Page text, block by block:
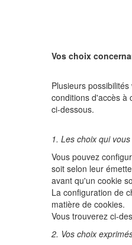
Vos choix
Plusieurs
conditions d'accès à
ci-dessous.
1. Les choix qui
Vous pouvez
soit selon leur
avant qu'un cookie
La configuration de
matière de cookies.
Vous trouverez ci-
2. Vos choix